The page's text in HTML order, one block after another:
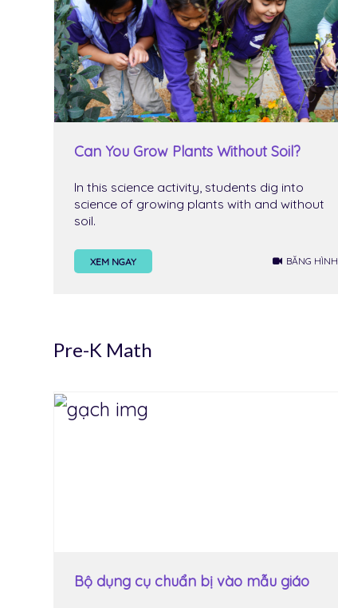
Can You Grow Plants Without Soil?
In this science activity, students dig into
science of growing plants with and without
soil.
XEM NGAY BĂNG HÌNH
Pre-K Math
Bộ dụng cụ chuẩn bị vào mẫu giáo